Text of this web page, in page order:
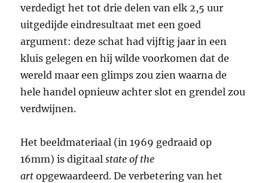
verdedigt het tot drie delen van elk 2,5 uur
uitgedijde eindresultaat met een goed
argument: deze schat had vijftig jaar in een
kluis gelegen en hij wilde voorkomen dat de
wereld maar een glimps zou zien waarna de
hele handel opnieuw achter slot en grendel zou
verdwijnen.
Het beeldmateriaal (in 1969 gedraaid op
16mm) is digitaalstate of the
art opgewaardeerd. De verbetering van het